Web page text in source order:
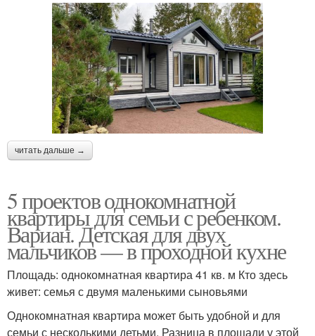
читать дальше →
5 проектов однокомнатной
квартиры для семьи с ребенком.
Вариан. Детская для двух
мальчиков — в проходной кухне
Площадь: однокомнатная квартира 41 кв. м Кто здесь
живет: семья с двумя маленькими сыновьями
Однокомнатная квартира может быть удобной и для
семьи с несколькими детьми. Разница в площади у этой